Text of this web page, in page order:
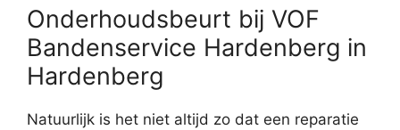
Onderhoudsbeurt bij VOF
Bandenservice Hardenberg in
Hardenberg
Natuurlijk is het niet altijd zo dat een reparatie